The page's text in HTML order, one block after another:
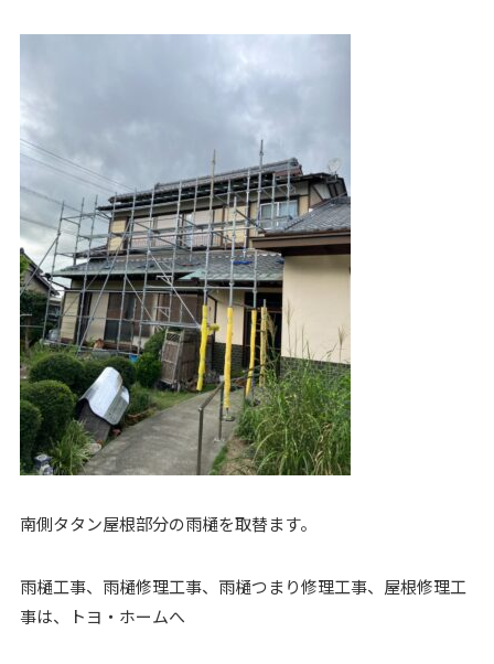
南側タタン屋根部分の雨樋を取替ます。
雨樋工事、雨樋修理工事、雨樋つまり修理工事、屋根修理工
事は、トヨ・ホームへ